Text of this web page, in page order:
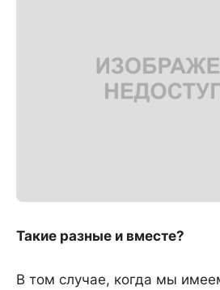
Такие разные и вместе?
В том случае, когда мы